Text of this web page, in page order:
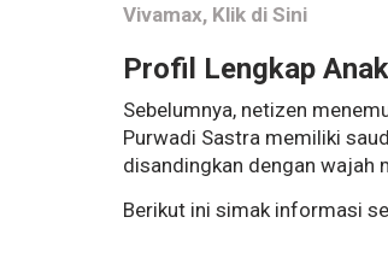
Vivamax, Klik di Sini
Profil Lengkap
Sebelumnya, netizen
Purwadi Sastra memiliki
disandingkan dengan wajah
Berikut ini simak informasi